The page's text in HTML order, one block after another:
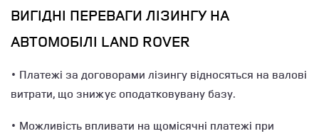
ВИГІДНІ ПЕРЕВАГИ ЛІЗИНГУ НА
АВТОМОБІЛІ LAND ROVER
• Платежі за договорами лізингу відносяться на валові
витрати, що знижує оподатковувану базу.
• Можливість впливати на щомісячні платежі при